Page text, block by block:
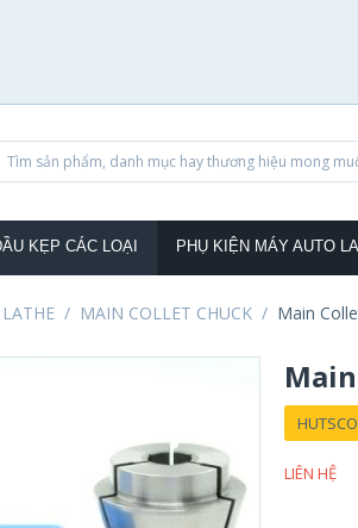
KẸP CÁC LOẠI PHỤ KIỆN MÁY AUTO
/ MAIN COLLET CHUCK / Main
LIÊN HỆ